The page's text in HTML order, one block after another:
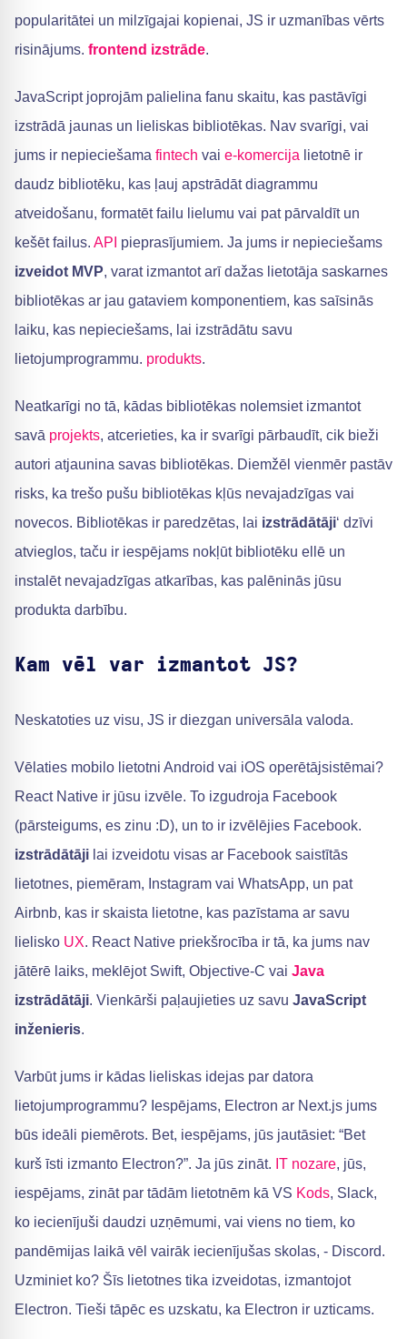
popularitātei un milzīgajai kopienai, JS ir uzmanības vērts
risinājums. frontend izstrāde.
JavaScript joprojām palielina fanu skaitu, kas pastāvīgi
izstrādā jaunas un lieliskas bibliotēkas. Nav svarīgi, vai
jums ir nepieciešama fintech vai e-komercija lietotnē ir
daudz bibliotēku, kas ļauj apstrādāt diagrammu
atveidošanu, formatēt failu lielumu vai pat pārvaldīt un
kešēt failus. API pieprasījumiem. Ja jums ir nepieciešams
izveidot MVP, varat izmantot arī dažas lietotāja saskarnes
bibliotēkas ar jau gataviem komponentiem, kas saīsinās
laiku, kas nepieciešams, lai izstrādātu savu
lietojumprogrammu. produkts.
Neatkarīgi no tā, kādas bibliotēkas nolemsiet izmantot
savā projekts, atcerieties, ka ir svarīgi pārbaudīt, cik bieži
autori atjaunina savas bibliotēkas. Diemžēl vienmēr pastāv
risks, ka trešo pušu bibliotēkas kļūs nevajadzīgas vai
novecos. Bibliotēkas ir paredzētas, lai izstrādātāji‘ dzīvi
atvieglos, taču ir iespējams nokļūt bibliotēku ellē un
instalēt nevajadzīgas atkarības, kas palēninās jūsu
produkta darbību.
Kam vēl var izmantot JS?
Neskatoties uz visu, JS ir diezgan universāla valoda.
Vēlaties mobilo lietotni Android vai iOS operētājsistēmai?
React Native ir jūsu izvēle. To izgudroja Facebook
(pārsteigums, es zinu :D), un to ir izvēlējies Facebook.
izstrādātāji lai izveidotu visas ar Facebook saistītās
lietotnes, piemēram, Instagram vai WhatsApp, un pat
Airbnb, kas ir skaista lietotne, kas pazīstama ar savu
lielisko UX. React Native priekšrocība ir tā, ka jums nav
jātērē laiks, meklējot Swift, Objective-C vai Java
izstrādātāji. Vienkārši paļaujieties uz savu JavaScript
inženieris.
Varbūt jums ir kādas lieliskas idejas par datora
lietojumprogrammu? Iespējams, Electron ar Next.js jums
būs ideāli piemērots. Bet, iespējams, jūs jautāsiet: “Bet
kurš īsti izmanto Electron?”. Ja jūs zināt. IT nozare, jūs,
iespējams, zināt par tādām lietotnēm kā VS Kods, Slack,
ko iecienījuši daudzi uzņēmumi, vai viens no tiem, ko
pandēmijas laikā vēl vairāk iecienījušas skolas, - Discord.
Uzminiet ko? Šīs lietotnes tika izveidotas, izmantojot
Electron. Tieši tāpēc es uzskatu, ka Electron ir uzticams.